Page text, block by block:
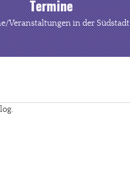
Termine
Veranstaltungen in der Südstadt